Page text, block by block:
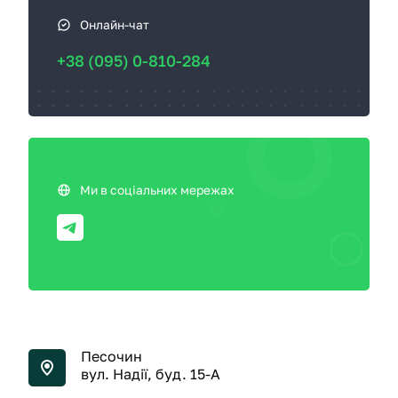
Онлайн-чат
+38 (095) 0-810-284
Ми в соціальних мережах
Песочин
вул. Надії, буд. 15-А